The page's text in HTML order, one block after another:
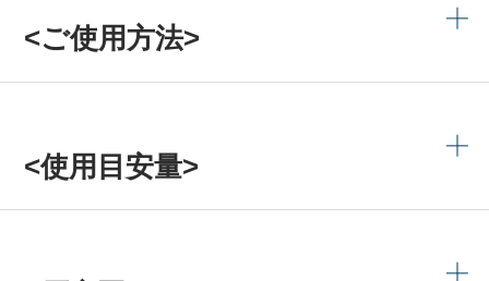
<ご使用方法>
<使用目安量>